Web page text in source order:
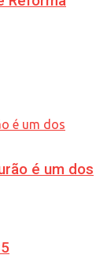
é um dos